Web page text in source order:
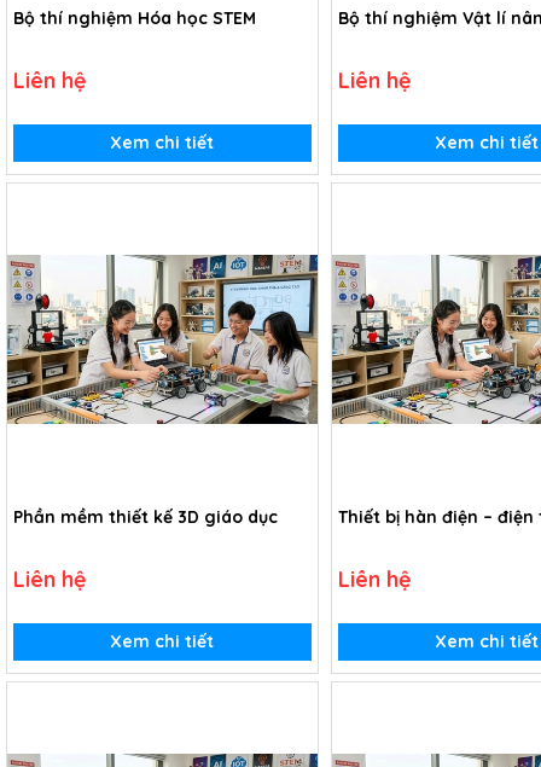
Bộ thí nghiệm Hóa học STEM
Liên hệ
Xem chi tiết
Bộ thí nghiệm Vật lí
Liên hệ
Xem chi tiết
Phần mềm thiết kế 3D giáo dục
Liên hệ
Xem chi tiết
Thiết bị hàn điện – điện
Liên hệ
Xem chi tiết